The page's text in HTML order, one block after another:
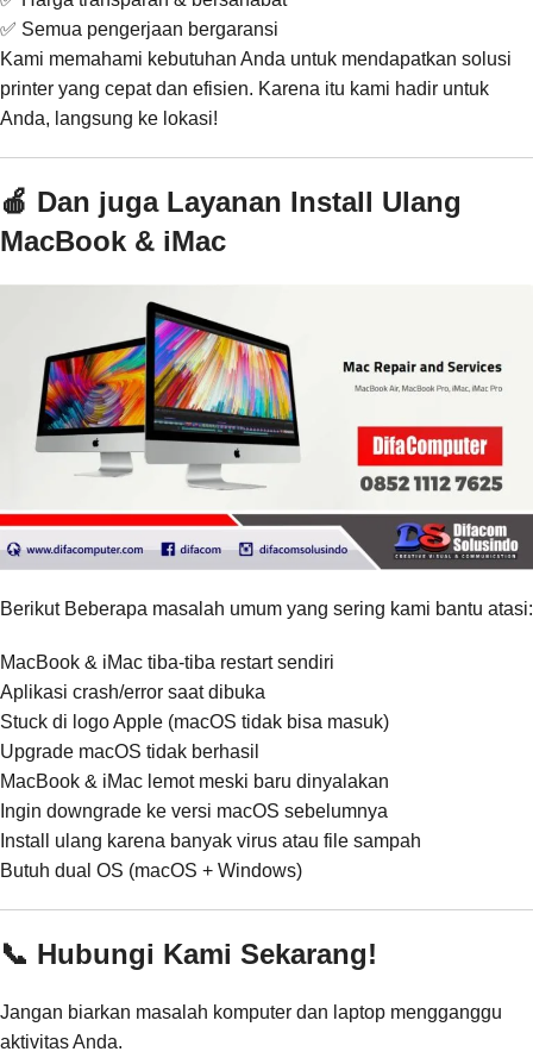
✅ Semua pengerjaan bergaransi
Kami memahami kebutuhan Anda untuk mendapatkan solusi
printer yang cepat dan efisien. Karena itu kami hadir untuk
Anda, langsung ke lokasi!
🍎 Dan juga Layanan Install Ulang
MacBook & iMac
Berikut Beberapa masalah umum yang sering kami bantu atasi:
MacBook & iMac tiba-tiba restart sendiri
Aplikasi crash/error saat dibuka
Stuck di logo Apple (macOS tidak bisa masuk)
Upgrade macOS tidak berhasil
MacBook & iMac lemot meski baru dinyalakan
Ingin downgrade ke versi macOS sebelumnya
Install ulang karena banyak virus atau file sampah
Butuh dual OS (macOS + Windows)
📞 Hubungi Kami Sekarang!
Jangan biarkan masalah komputer dan laptop mengganggu
aktivitas Anda.